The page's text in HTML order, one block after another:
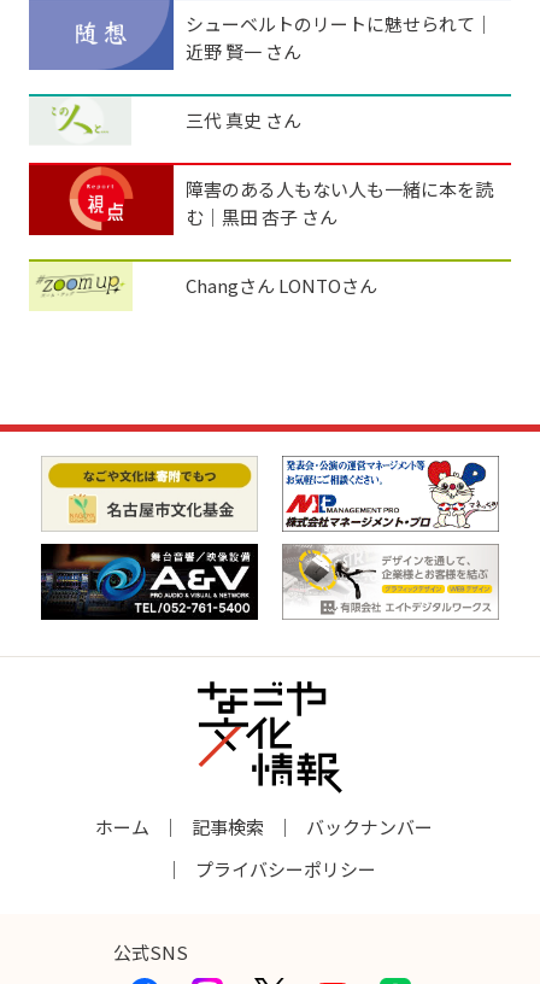
シューベルトのリートに魅せられて│
近野 賢一 さん
三代 真史 さん
障害のある人もない人も一緒に本を読
む│黒田 杏子 さん
Changさん LONTOさん
ホーム 記事検索
バックナンバー
プライバシーポリシー
公式SNS